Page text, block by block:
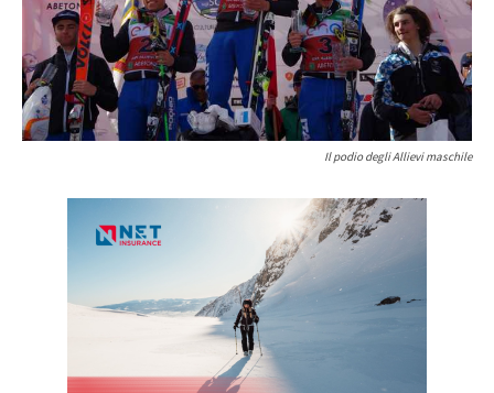
Il podio degli Allievi maschile